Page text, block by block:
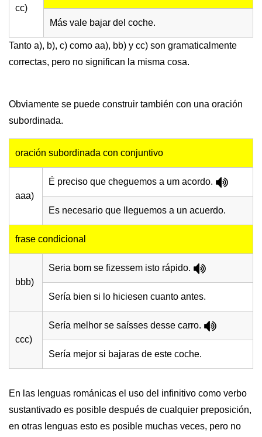
cc)
Más vale bajar del coche.
Tanto a), b), c) como aa), bb) y cc) son gramaticalmente
correctas, pero no significan la misma cosa.
Obviamente se puede construir también con una oración
subordinada.
oración subordinada con conjuntivo
aaa)
É preciso que cheguemos a um acordo.
Es necesario que lleguemos a un acuerdo.
frase condicional
bbb)
Seria bom se fizessem isto rápido.
Sería bien si lo hiciesen cuanto antes.
ccc)
Sería melhor se saísses desse carro.
Sería mejor si bajaras de este coche.
En las lenguas románicas el uso del infinitivo como verbo
sustantivado es posible después de cualquier preposición,
en otras lenguas esto es posible muchas veces, pero no